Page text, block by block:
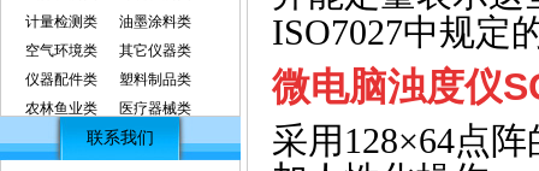
计量检测类
油墨涂料类
空气环境类
其它仪器类
仪器配件类
塑料制品类
农林鱼业类
医疗器械类
联系我们
ISO7027中规定
微电脑浊度仪
采用 128×64点